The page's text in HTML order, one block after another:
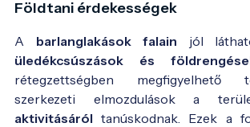
Földtani érdekességek
A barlanglakások falain jól
üledékcsúszások és
rétegzettségben megfigyelhető
szerkezeti elmozdulások a
aktivitásáról tanúskodnak. Ezek a